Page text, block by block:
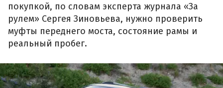
покупкой, по словам эксперта журнала «За
рулем» Сергея Зиновьева, нужно проверить
муфты переднего моста, состояние рамы и
реальный пробег.